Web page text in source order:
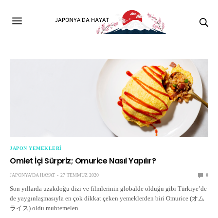
JAPON YEMEKLERI
Omlet İçi Sürpriz; Omurice Nasıl Yapılır?
JAPONYA'DA HAYAT 27 TEMMUZ 2020 0
Son yıllarda uzakdoğu dizi ve filmlerinin globalde olduğu gibi Türkiye’de
de yaygınlaşmasıyla en çok dikkat çeken yemeklerden biri Omurice (オム
ライス) oldu muhtemelen.